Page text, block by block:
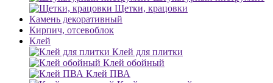
Щетки, крацовки
Камень декоративный
Кирпич, отсевоблок
Клей
Клей для плитки
Клей обойный
Клей ПВА